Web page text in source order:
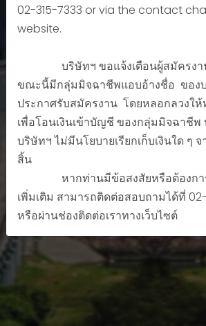
02-315-7333 or via the contact
website.
บริษัทฯ ขอแจ้งเตือนผู้สมัครงา
ขณะนี้มีกลุ่มมิจฉาชีพแอบอ้างชื่อ ขอ
ประกาศรับสมัครงาน โดยหลอกลวงใ
เพื่อโอนเงินเข้าบัญชี ของกลุ่มมิจฉาชีพ
บริษัทฯ ไม่มีนโยบายเรียกเก็บเงินใด ๆ
สิ้น
หากท่านมีข้อสงสัยหรือต้องการ
เพิ่มเติม สามารถติดต่อสอบถามได้ที่
หรือผ่านช่องติดต่อเราทางเว็บไซต์